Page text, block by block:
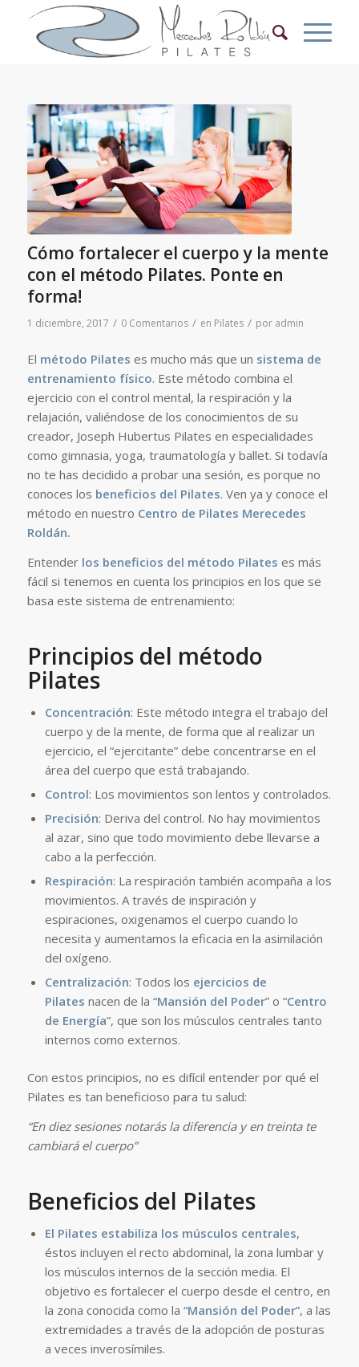
Cómo fortalecer el cuerpo y la mente
con el método Pilates. Ponte en
forma!
1 diciembre, 2017 / 0 Comentarios / en Pilates / por admin
El método Pilates es mucho más que un sistema de
entrenamiento físico. Este método combina el
ejercicio con el control mental, la respiración y la
relajación, valiéndose de los conocimientos de su
creador, Joseph Hubertus Pilates en especialidades
como gimnasia, yoga, traumatología y ballet. Si todavía
no te has decidido a probar una sesión, es porque no
conoces los beneficios del Pilates. Ven ya y conoce el
método en nuestro Centro de Pilates Merecedes
Roldán.
Entender los beneficios del método Pilates es más
fácil si tenemos en cuenta los principios en los que se
basa este sistema de entrenamiento:
Principios del método
Pilates
Concentración: Este método integra el trabajo del
cuerpo y de la mente, de forma que al realizar un
ejercicio, el “ejercitante” debe concentrarse en el
área del cuerpo que está trabajando.
Control: Los movimientos son lentos y controlados.
Precisión: Deriva del control. No hay movimientos
al azar, sino que todo movimiento debe llevarse a
cabo a la perfección.
Respiración: La respiración también acompaña a los
movimientos. A través de inspiración y
espiraciones, oxigenamos el cuerpo cuando lo
necesita y aumentamos la eficacia en la asimilación
del oxígeno.
Centralización: Todos los ejercicios de
Pilates nacen de la “Mansión del Poder” o “Centro
de Energía”, que son los músculos centrales tanto
internos como externos.
Con estos principios, no es difícil entender por qué el
Pilates es tan beneficioso para tu salud:
“En diez sesiones notarás la diferencia y en treinta te
cambiará el cuerpo”
Beneficios del Pilates
El Pilates estabiliza los músculos centrales,
éstos incluyen el recto abdominal, la zona lumbar y
los músculos internos de la sección media. El
objetivo es fortalecer el cuerpo desde el centro, en
la zona conocida como la “Mansión del Poder”, a las
extremidades a través de la adopción de posturas
a veces inverosímiles.